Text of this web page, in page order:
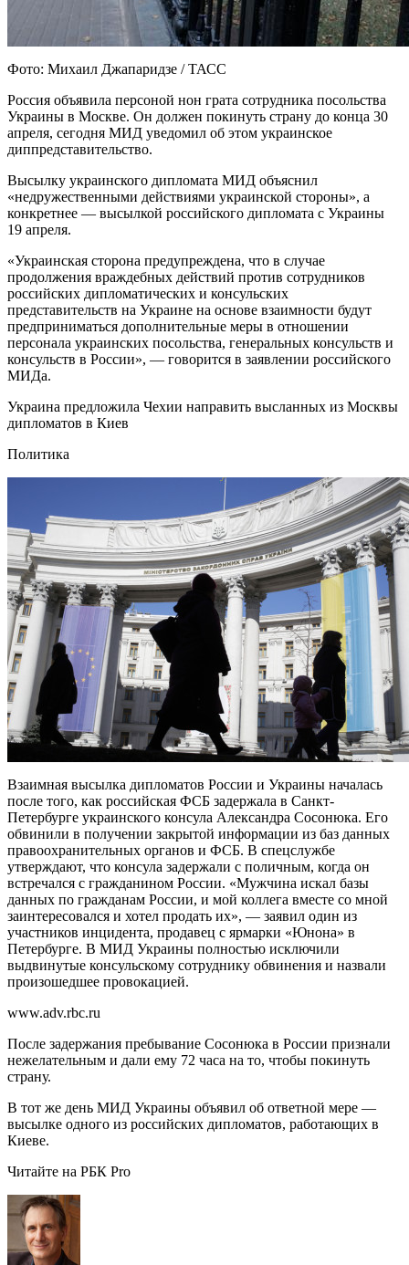
Фото: Михаил Джапаридзе / ТАСС
Россия объявила персоной нон грата сотрудника посольства
Украины в Москве. Он должен покинуть страну до конца 30
апреля, сегодня МИД уведомил об этом украинское
диппредставительство.
Высылку украинского дипломата МИД объяснил
«недружественными действиями украинской стороны», а
конкретнее — высылкой российского дипломата с Украины
19 апреля.
«Украинская сторона предупреждена, что в случае
продолжения враждебных действий против сотрудников
российских дипломатических и консульских
представительств на Украине на основе взаимности будут
предприниматься дополнительные меры в отношении
персонала украинских посольства, генеральных консульств и
консульств в России», — говорится в заявлении российского
МИДа.
Украина предложила Чехии направить высланных из Москвы
дипломатов в Киев
Политика
Взаимная высылка дипломатов России и Украины началась
после того, как российская ФСБ задержала в Санкт-
Петербурге украинского консула Александра Сосонюка. Его
обвинили в получении закрытой информации из баз данных
правоохранительных органов и ФСБ. В спецслужбе
утверждают, что консула задержали с поличным, когда он
встречался с гражданином России. «Мужчина искал базы
данных по гражданам России, и мой коллега вместе со мной
заинтересовался и хотел продать их», — заявил один из
участников инцидента, продавец с ярмарки «Юнона» в
Петербурге. В МИД Украины полностью исключили
выдвинутые консульскому сотруднику обвинения и назвали
произошедшее провокацией.
www.adv.rbc.ru
После задержания пребывание Сосонюка в России признали
нежелательным и дали ему 72 часа на то, чтобы покинуть
страну.
В тот же день МИД Украины объявил об ответной мере —
высылке одного из российских дипломатов, работающих в
Киеве.
Читайте на РБК Pro